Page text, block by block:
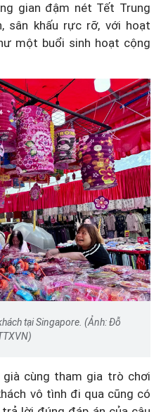
gian đậm nét Tết Trung
sân khấu rực rỡ, với hoạt
một buổi sinh hoạt cộng
tại Singapore. (Ảnh: Đỗ
cùng tham gia trò chơi
vô tình đi qua cũng có